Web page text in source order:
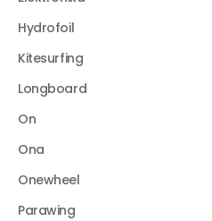
Hydrofoil
Kitesurfing
Longboard
On
Ona
Onewheel
Parawing